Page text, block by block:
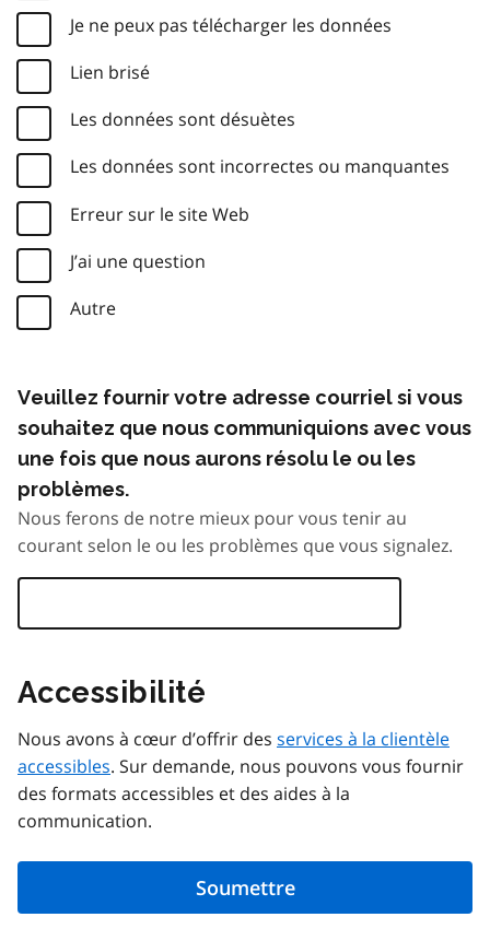
Je ne peux pas télécharger les données
Lien brisé
Les données sont désuètes
Les données sont incorrectes ou manquantes
Erreur sur le site Web
J’ai une question
Autre
Veuillez fournir votre adresse courriel si vous
souhaitez que nous communiquions avec vous
une fois que nous aurons résolu le ou les
problèmes.
Nous ferons de notre mieux pour vous tenir au
courant selon le ou les problèmes que vous signalez.
Accessibilité
Nous avons à cœur d’offrir des services à la clientèle
accessibles. Sur demande, nous pouvons vous fournir
des formats accessibles et des aides à la
communication.